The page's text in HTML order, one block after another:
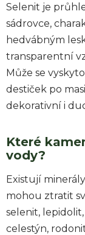
Selenit je
sádrovce,
hedvábným
transparentní
Může se
destiček po
dekorativní i
Které
vody?
Existují
mohou ztratit
selenit,
celestýn,